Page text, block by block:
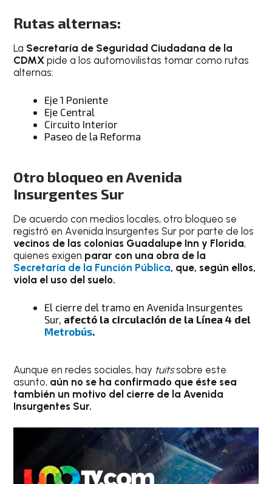
Rutas alternas:
La Secretaría de Seguridad Ciudadana de la
CDMX pide a los automovilistas tomar como rutas
alternas:
Eje 1 Poniente
Eje Central
Circuito Interior
Paseo de la Reforma
Otro bloqueo en Avenida
Insurgentes Sur
De acuerdo con medios locales, otro bloqueo se
registró en Avenida Insurgentes Sur por parte de los
vecinos de las colonias Guadalupe Inn y Florida,
quienes exigen parar con una obra de la
Secretaría de la Función Pública, que, según ellos,
viola el uso del suelo.
El cierre del tramo en Avenida Insurgentes
Sur, afectó la circulación de la Línea 4 del
Metrobús.
Aunque en redes sociales, hay tuitssobre este
asunto, aún no se ha confirmado que éste sea
también un motivo del cierre de la Avenida
Insurgentes Sur.